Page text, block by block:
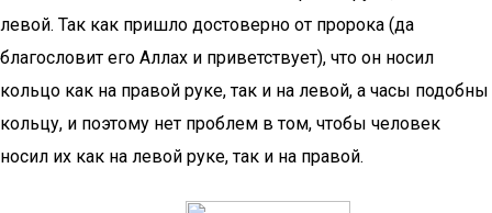
левой. Так как пришло достоверно от пророка (да
благословит его Аллах и приветствует), что он носил
кольцо как на правой руке, так и на левой, а часы подобны
кольцу, и поэтому нет проблем в том, чтобы человек
носил их как на левой руке, так и на правой.